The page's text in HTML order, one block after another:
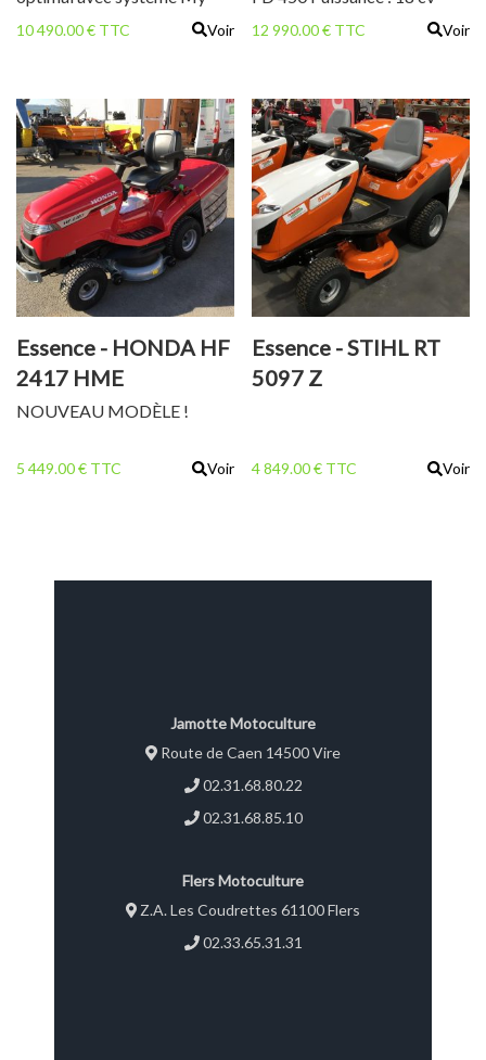
10 490.00 € TTC Voir
Moteur Briggs et Stratton 2
cylindres Cylindrée : 656 cc
hydrostatique avec blocage
de différentiel Plateau de
coupe frontal avec
ramassage Réglage de la
hauteur de coupe électrique
de 25 à 90 mm Bac [...]
12 990.00 € TTC Voir
Essence - HONDA HF
2417 HME
NOUVEAU MODÈLE !
5 449.00 € TTC Voir
Essence - STIHL RT
5097 Z
4 849.00 € TTC Voir
Jamotte Motoculture
Route de Caen 14500 Vire
02.31.68.80.22
02.31.68.85.10
Flers Motoculture
Z.A. Les Coudrettes 61100 Flers
02.33.65.31.31